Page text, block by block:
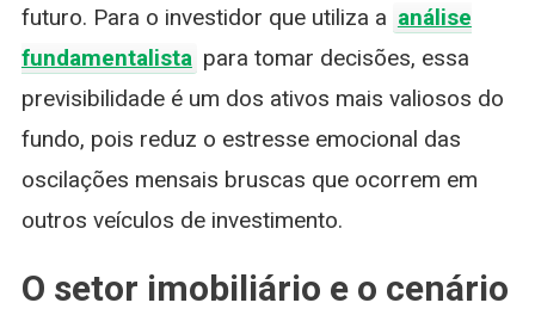
futuro. Para o investidor que utiliza a análise
fundamentalista para tomar decisões, essa
previsibilidade é um dos ativos mais valiosos do
fundo, pois reduz o estresse emocional das
oscilações mensais bruscas que ocorrem em
outros veículos de investimento.
O setor imobiliário e o cenário